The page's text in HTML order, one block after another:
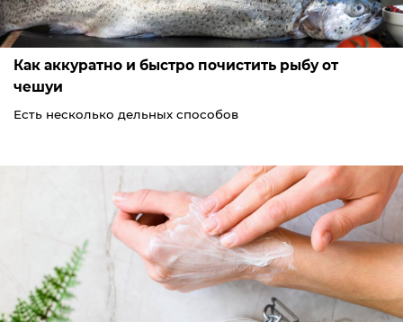
Как аккуратно и быстро почистить рыбу от
чешуи
Есть несколько дельных способов